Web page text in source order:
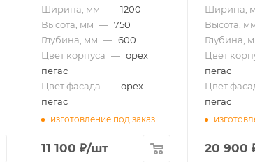
Ширина, мм — 1200
Высота, мм — 750
Глубина, мм — 600
Цвет корпуса — орех
пегас
Цвет фасада — орех
пегас
изготовление под заказ
11 100 ₽/шт
Ширина,
Высота,
Глубина,
Цвет
пегас
Цвет
пегас
20 900